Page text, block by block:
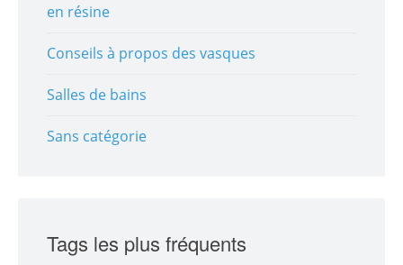
en résine
Conseils à propos des vasques
Salles de bains
Sans catégorie
Tags les plus fréquents